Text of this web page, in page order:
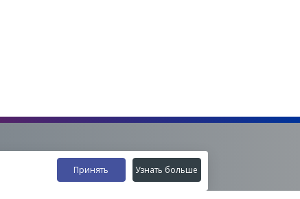
Наши контакты
Принять Узнать больше